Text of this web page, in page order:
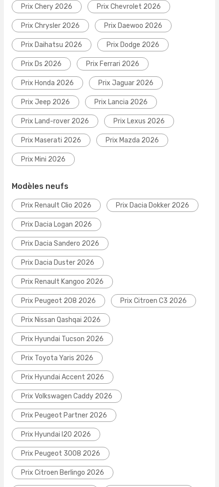
Prix Chery 2026 Prix Chevrolet 2026
Prix Chrysler 2026 Prix Daewoo 2026
Prix Daihatsu 2026 Prix Dodge 2026
Prix Ds 2026 Prix Ferrari 2026
Prix Honda 2026 Prix Jaguar 2026
Prix Jeep 2026 Prix Lancia 2026
Prix Land-rover 2026 Prix Lexus 2026
Prix Maserati 2026 Prix Mazda 2026
Prix Mini 2026
Modèles neufs
Prix Renault Clio 2026 Prix Dacia Dokker 2026
Prix Dacia Logan 2026
Prix Dacia Sandero 2026
Prix Dacia Duster 2026
Prix Renault Kangoo 2026
Prix Peugeot 208 2026 Prix Citroen C3 2026
Prix Nissan Qashqai 2026
Prix Hyundai Tucson 2026
Prix Toyota Yaris 2026
Prix Hyundai Accent 2026
Prix Volkswagen Caddy 2026
Prix Peugeot Partner 2026
Prix Hyundai I20 2026
Prix Peugeot 3008 2026
Prix Citroen Berlingo 2026